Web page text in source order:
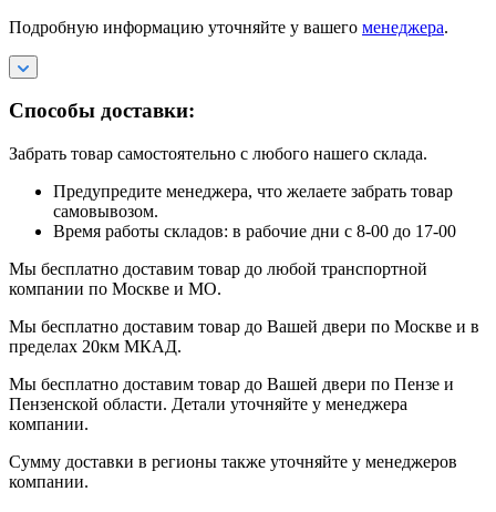
Подробную информацию уточняйте у вашего менеджера.
Способы доставки:
Забрать товар самостоятельно с любого нашего склада.
Предупредите менеджера, что желаете забрать товар
самовывозом.
Время работы складов: в рабочие дни с 8-00 до 17-00
Мы бесплатно доставим товар до любой транспортной
компании по Москве и МО.
Мы бесплатно доставим товар до Вашей двери по Москве и в
пределах 20км МКАД.
Мы бесплатно доставим товар до Вашей двери по Пензе и
Пензенской области. Детали уточняйте у менеджера
компании.
Сумму доставки в регионы также уточняйте у менеджеров
компании.